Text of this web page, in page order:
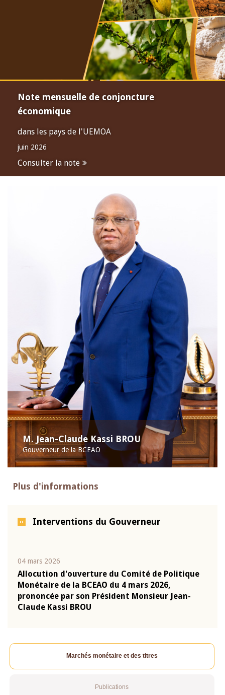
Note mensuelle de conjoncture
économique
dans les pays de l'UEMOA
juin 2026
Consulter la note
M. Jean-Claude Kassi BROU
Gouverneur de la BCEAO
Plus d'informations
Interventions du Gouverneur
04 mars 2026
Allocution d'ouverture du Comité de Politique
Monétaire de la BCEAO du 4 mars 2026,
prononcée par son Président Monsieur Jean-
Claude Kassi BROU
Marchés monétaire et des titres
Publications